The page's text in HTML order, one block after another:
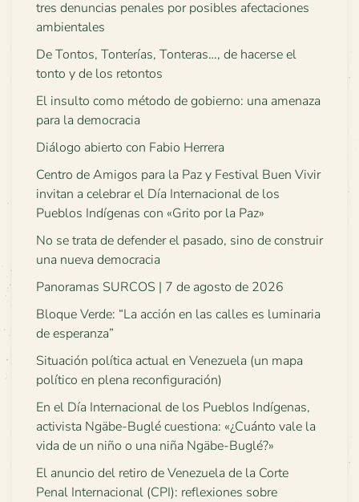
tres denuncias penales por posibles afectaciones
ambientales
De Tontos, Tonterías, Tonteras…, de hacerse el
tonto y de los retontos
El insulto como método de gobierno: una amenaza
para la democracia
Diálogo abierto con Fabio Herrera
Centro de Amigos para la Paz y Festival Buen Vivir
invitan a celebrar el Día Internacional de los
Pueblos Indígenas con «Grito por la Paz»
No se trata de defender el pasado, sino de construir
una nueva democracia
Panoramas SURCOS | 7 de agosto de 2026
Bloque Verde: “La acción en las calles es luminaria
de esperanza”
Situación política actual en Venezuela (un mapa
político en plena reconfiguración)
En el Día Internacional de los Pueblos Indígenas,
activista Ngäbe-Buglé cuestiona: «¿Cuánto vale la
vida de un niño o una niña Ngäbe-Buglé?»
El anuncio del retiro de Venezuela de la Corte
Penal Internacional (CPI): reflexiones sobre